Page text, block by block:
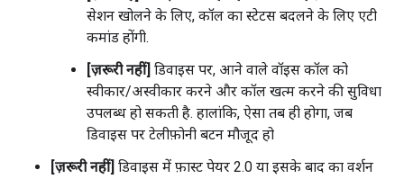
सेशन खोलने के लिए, कॉल का स्टेटस बदलने के लिए एटी
कमांड होंगी.
[ज़रूरी नहीं] डिवाइस पर, आने वाले वॉइस कॉल को
स्वीकार/अस्वीकार करने और कॉल खत्म करने की सुविधा
उपलब्ध हो सकती है. हालांकि, ऐसा तब ही होगा, जब
डिवाइस पर टेलीफ़ोनी बटन मौजूद हो
[ज़रूरी नहीं] डिवाइस में फ़ास्ट पेयर 2.0 या इसके बाद का वर्शन